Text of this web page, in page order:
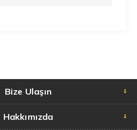
Bize Ulaşın
Hakkımızda